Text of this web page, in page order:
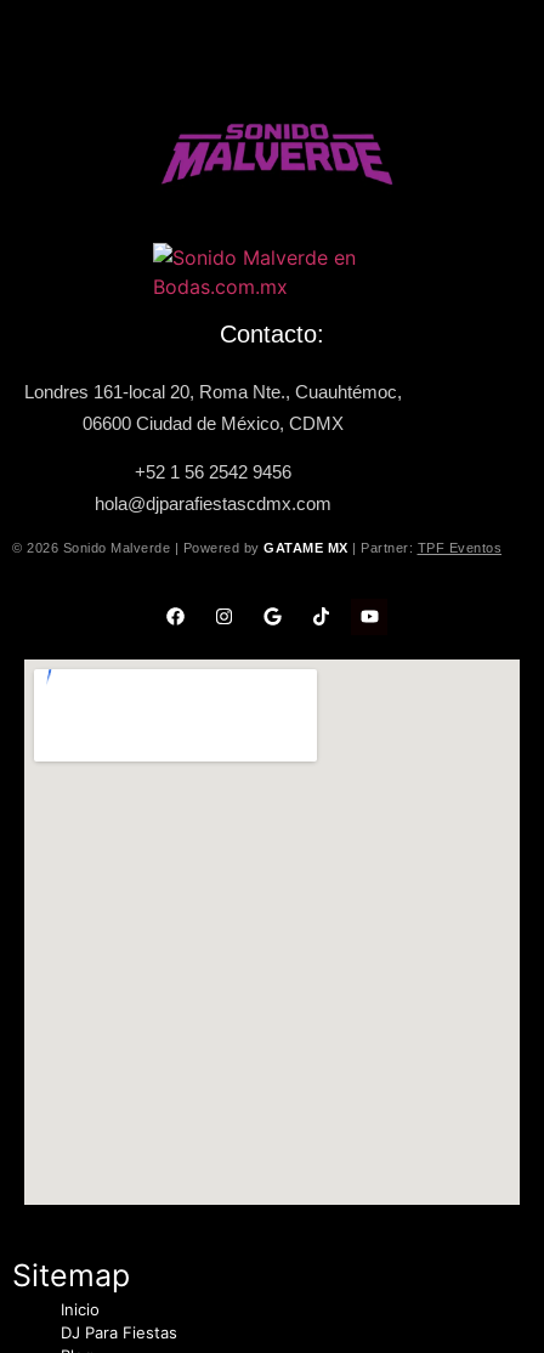
Contacto:
Londres 161-local 20, Roma Nte., Cuauhtémoc,
06600 Ciudad de México, CDMX
+52 1 56 2542 9456
hola@djparafiestascdmx.com
© 2026 Sonido Malverde | Powered by GATAME MX | Partner: TPF Eventos
Sitemap
Inicio
DJ Para Fiestas